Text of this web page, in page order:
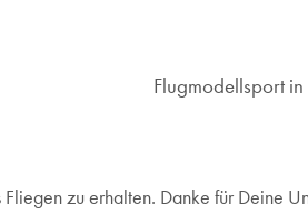
Flugmodellsport
zu erhalten. Danke für Deine